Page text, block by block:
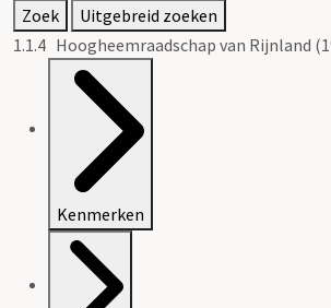
Zoek
Uitgebreid zoeken
1.1.4 Hoogheemraadschap van Rijnland
Kenmerken